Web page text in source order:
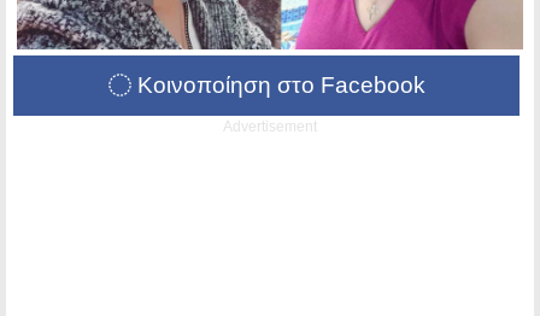
Κοινοποίηση στο Facebook
Advertisement